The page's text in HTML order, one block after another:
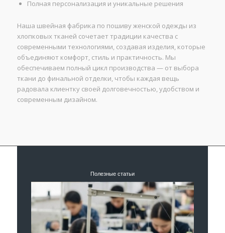
Полная персонализация и уникальные решения
Наша швейная фабрика по пошиву женской одежды из
хлопковых тканей сочетает традиции качества с
современными технологиями, создавая изделия, которые
объединяют комфорт, стиль и практичность. Мы
обеспечиваем полный цикл производства — от выбора
ткани до финальной отделки, чтобы каждая вещь
радовала клиентку своей долговечностью, удобством и
современным дизайном.
Полезные статьи